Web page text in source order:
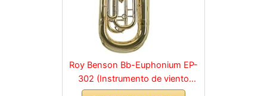
Roy Benson Bb-Euphonium EP-
302 (Instrumento de viento
profesional, con tudel de latón